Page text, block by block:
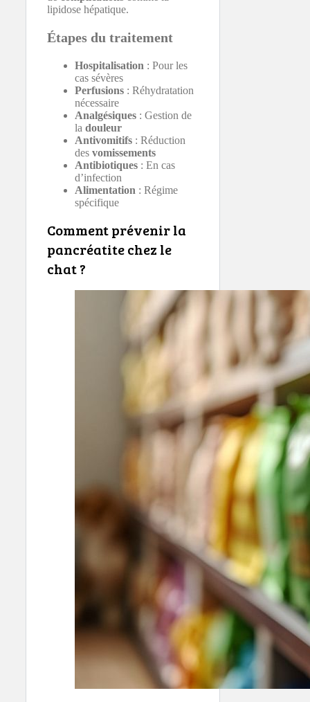
lipidose hépatique.
Étapes du traitement
Hospitalisation : Pour les
cas sévères
Perfusions : Réhydratation
nécessaire
Analgésiques : Gestion de
la douleur
Antivomitifs : Réduction
des vomissements
Antibiotiques : En cas
d’infection
Alimentation : Régime
spécifique
Comment prévenir la
pancréatite chez le
chat ?